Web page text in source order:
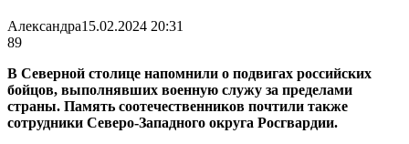
Александра15.02.2024 20:31
89
В Северной столице напомнили о подвигах российских
бойцов, выполнявших военную служу за пределами
страны. Память соотечественников почтили также
сотрудники Северо-Западного округа Росгвардии.